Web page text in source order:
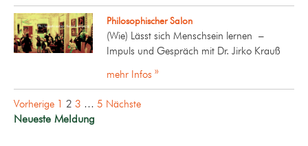
Philosophischer Salon
(Wie) Lässt sich Menschsein lernen –
Impuls und Gespräch mit Dr. Jirko Krauß
mehr Infos »
Seitennummerierung
der
Vorherige 1 2 3 … 5 Nächste
Neueste Meldung